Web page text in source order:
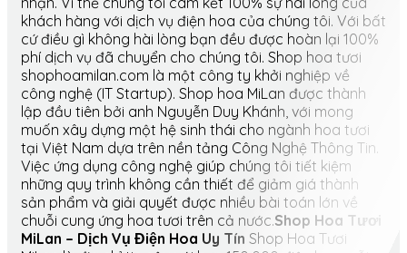
khách hàng với dịch vụ điện hoa của chúng tôi. Với bất
cứ điều gì không hài lòng bạn đều được hoàn lại 100%
phí dịch vụ đã chuyển cho chúng tôi. Shop hoa tươi
shophoamilan.com là một công ty khởi nghiệp về
công nghệ (IT Startup). Shop hoa MiLan được thành
lập đầu tiên bởi anh Nguyễn Duy Khánh, với mong
muốn xây dựng một hệ sinh thái cho ngành hoa tươi
tại Việt Nam dựa trên nền tảng Công Nghệ Thông Tin.
Việc ứng dụng công nghệ giúp chúng tôi tiết kiệm
những quy trình không cần thiết để giảm giá thành
sản phẩm và giải quyết được nhiều bài toán lớn về
chuỗi cung ứng hoa tươi trên cả nước.Shop Hoa Tươi
MiLan – Dịch Vụ Điện Hoa Uy Tín Shop Hoa Tươi